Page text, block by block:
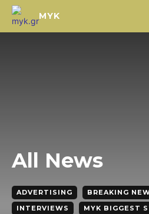
MYK
All News
ADVERTISING BREAKING
INTERVIEWS
MYK BIGGEST